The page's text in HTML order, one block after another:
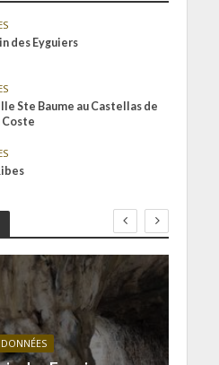
des Eyguiers
Ste Baume au Castellas de
Coste